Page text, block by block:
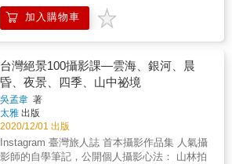
町村。」 在大學畢業前完成的不可能任務，屬
於千禧世代的浪漫壯遊。 要維持環遊日本所有
市町村的動力並不容易。 旅行當然令人雀躍期
爭。 實際展開旅行後，不管怎麼前進都看不到
終點，這點最是難受。 如果有人也想挑戰，請
先做好面對這種空虛心情的準備。 此外，旅行
自然伴隨各種麻煩與意外，請抱持將這些轉換
為笑談的開闊心胸。 還有，眼前看見的日常可
能是某人的鄉愁，請隨時不要忘記當下的感
動。 &
將旅遊攝影的拍攝主體劃分開來，並根據不同
的拍攝主體舉例講解相應的攝影技巧。我們的
活，並做到條理分明。為了不使讀者感到枯燥
乏味，書中配以大量的人物和風景美圖，希望
大家在閱讀和學習的同時，也能夠得到視覺上
的充分享受。而分佈在段落之間的小提示，又
能使大家學習到更多的知識。本書適合於數位
攝影愛好者、旅遊愛好者閱讀使用。
加入購物車
台灣絕景100攝影課—雲海、銀河、晨
昏、夜景、四季、山中祕境
吳孟韋 著
太雅 出版
2020/12/01 出版
Instagram 臺灣旅人誌 首本攝影作品集 人氣攝
影師的自學筆記，公開個人攝影心法： 山林拍